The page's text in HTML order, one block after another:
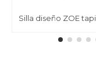
Silla diseño ZOE